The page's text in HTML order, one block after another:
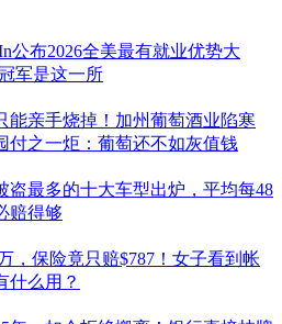
公布2026全美最有就业优势大
军是这一所
能亲手烧掉！加州葡萄酒业陷寒
付之一炬：葡萄还不如灰值钱
盗最多的十大车型出炉，平均每48
赔得够
，保险竟只赔$787！女子看到帐
什么用？